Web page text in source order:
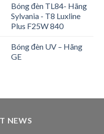
Bóng đèn TL84- Hãng
Sylvania - T8 Luxline
Plus F25W 840
Bóng đèn UV – Hãng
GE
NEWS